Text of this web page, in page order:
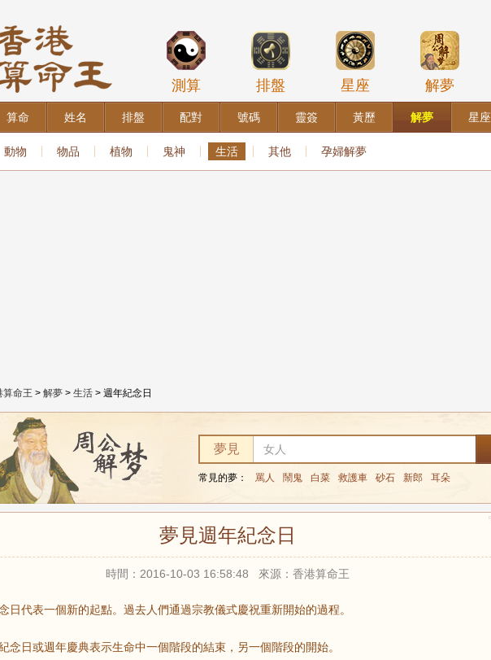
測算 排盤 星座 解夢
算命 姓名 排盤 配對 號碼 靈簽 黃歷 解夢 星座
動物 物品 植物 鬼神 生活 其他 孕婦解夢
算命王 > 解夢 > 生活 > 週年紀念日
夢見
常見的夢： 罵人 鬧鬼 白菜 救護車 砂石 新郎 耳朵
夢見週年紀念日
時間：2016-10-03 16:58:48 來源：香港算命王
日代表一個新的起點。過去人們通過宗教儀式慶祝重新開始的過程。
念日或週年慶典表示生命中一個階段的結束，另一個階段的開始。